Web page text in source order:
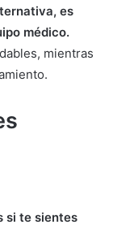
es
médico.
mientras
si te sientes